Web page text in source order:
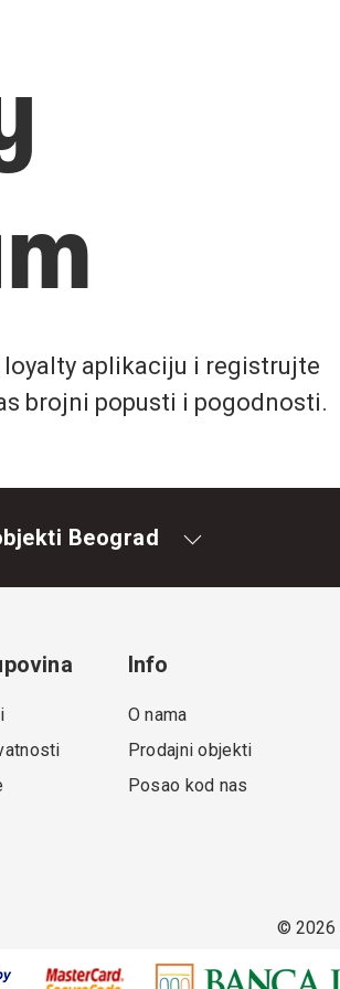
aplikaciju i registrujte
brojni popusti i pogodnosti.
Beograd
Info
O nama
Prodajni objekti
Posao kod nas
©